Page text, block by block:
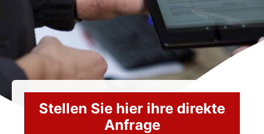
Stellen Sie hier ihre direkte
Anfrage